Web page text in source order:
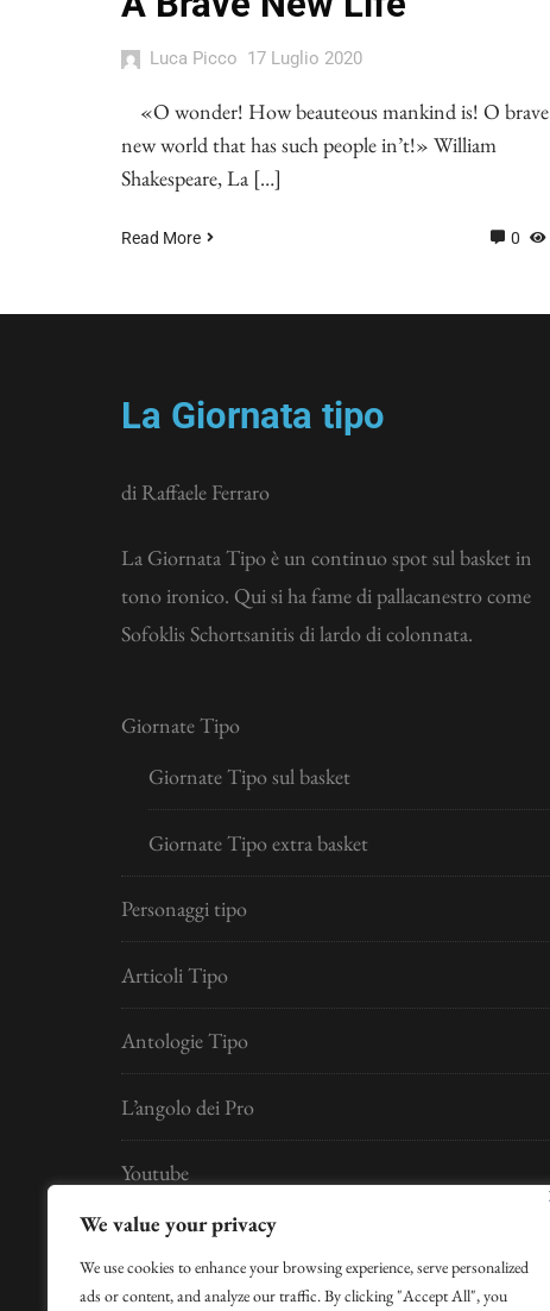
We value your privacy
We use cookies to enhance your browsing experience, serve personalized
ads or content, and analyze our traffic. By clicking "Accept All", you
Luca Picco 17 Luglio 2020
«O wonder! How beauteous mankind is! O brave
new world that has such people in’t!» William
Shakespeare, La […]
Read More 0
La Giornata tipo
di Raffaele Ferraro
La Giornata Tipo è un continuo spot sul basket in
tono ironico. Qui si ha fame di pallacanestro come
Sofoklis Schortsanitis di lardo di colonnata.
Giornate Tipo
Giornate Tipo sul basket
Giornate Tipo extra basket
Personaggi tipo
Articoli Tipo
Antologie Tipo
L’angolo dei Pro
Youtube
Developed byDigital Idea S.r.l.
per la Gestione Hosting si ringrazia Claudio Cosenza